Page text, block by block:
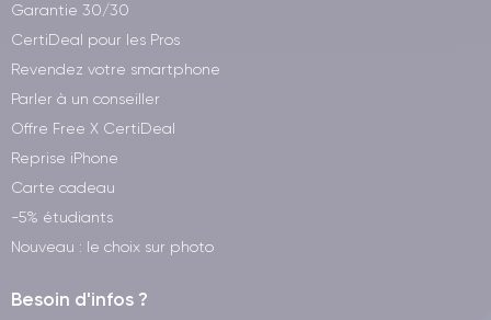
Garantie 30/30
CertiDeal pour les Pros
Revendez votre smartphone
Parler à un conseiller
Offre Free X CertiDeal
Reprise iPhone
Carte cadeau
-5% étudiants
Nouveau : le choix sur photo
Besoin d'infos ?